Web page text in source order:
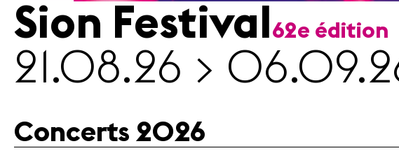
Revue
de
A propos
Mentions
Sion Festival 62e édition
21.08.26 >
Concerts 2026